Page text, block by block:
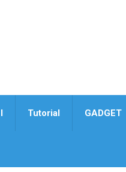
Tutorial GADGET